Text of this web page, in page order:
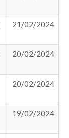
21/02/2024
20/02/2024
20/02/2024
19/02/2024